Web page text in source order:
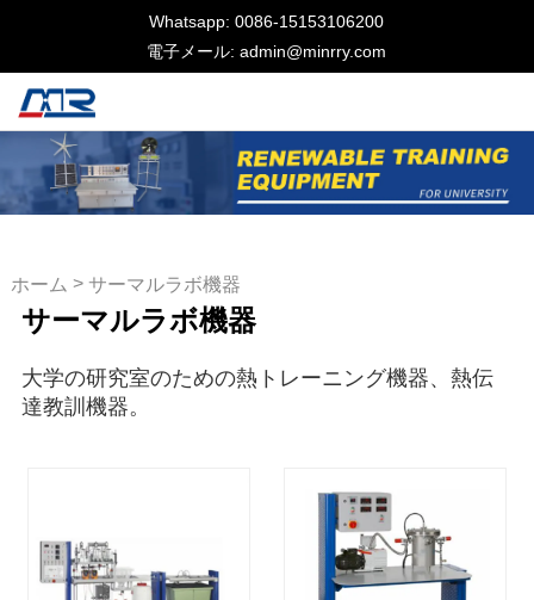
Whatsapp: 0086-15153106200
電子メール: admin@minrry.com
ホーム > サーマルラボ機器
サーマルラボ機器
大学の研究室のための熱トレーニング機器、熱伝
達教訓機器。